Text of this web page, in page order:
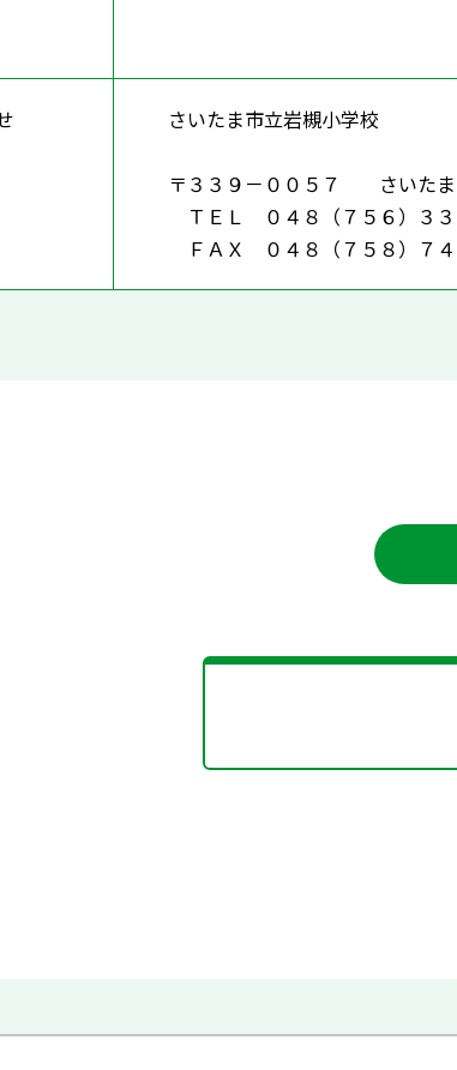
さいたま市立岩槻小学校
〒３３９－００５７ さいたま
ＴＥＬ ０４８（７５６）３３
ＦＡＸ ０４８（７５８）７４